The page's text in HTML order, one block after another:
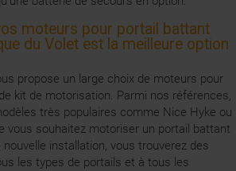
moteurs pour portail battant
du Volet est la meilleure option
propose un large choix de moteurs pour
kit de motorisation. Parmi nos références,
très populaires comme Nice Hyke ou
vous souhaitez motoriser un portail battant
installation, vous trouverez des
les types de portails et à tous les